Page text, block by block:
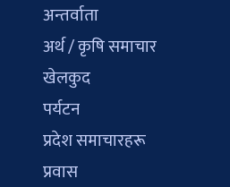
अन्तर्वाता
अर्थ / कृषि समाचार
खेलकुद
पर्यटन
प्रदेश समाचारहरू
प्रवास